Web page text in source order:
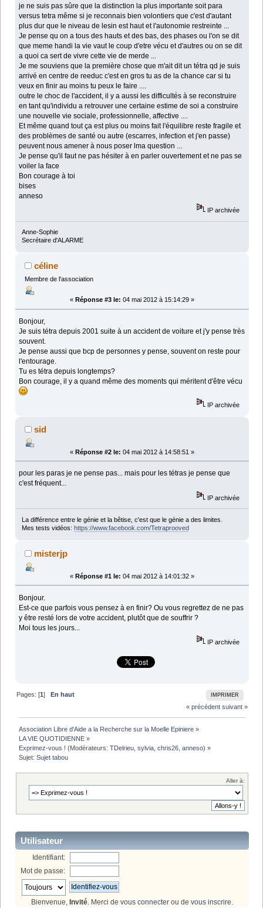
je ne suis pas sûre que la distinction la plus importante soit para
versus tetra même si je reconnais bien volontiers que c'est d'autant
plus dur que le niveau de lesin est haut et l'autonomie restreinte ...
Je pense qu on a tous des hauts et des bas, des phases ou l'on se dit
que meme handi la vie vaut le coup d'etre vécu et d'autres ou on se dit
a quoi ca sert de vivre cette vie de merde ...
Je me souviens que la première chose que m'ait dit un tétra qd je suis
arrivé en centre de reeduc c'est en gros tu as de la chance car si tu
veux en finir au moins tu peux le faire ....
outre le choc de l'accident, il y a aussi les difficultés à se reconstruire
en tant qu'individu a retrouver une certaine estime de soi a construire
une nouvelle vie sociale, professionnelle, affective ....
Et même quand tout ça est plus ou moins fait l'équilibre reste fragile et
des problèmes de santé ou autre (escarres, infection et j'en passe)
peuvent nous amener à nous poser lma question ...
Je pense qu'il faut ne pas hésiter à en parler ouvertement et ne pas se
voiler la face
Bon courage à toi
bises
anneso
IP archivée
Anne-Sophie
Secrétaire d'ALARME
céline
Membre de l'association
« Réponse #3 le: 04 mai 2012 à 15:14:29 »
Bonjour,
Je suis tétra depuis 2001 suite à un accident de voiture et j'y pense très
souvent.
Je pense aussi que bcp de personnes y pense, souvent on reste pour
l'entourage.
Tu es tétra depuis longtemps?
Bon courage, il y a quand même des moments qui méritent d'être vécu
IP archivée
sid
« Réponse #2 le: 04 mai 2012 à 14:58:51 »
pour les paras je ne pense pas... mais pour les tétras je pense que
c'est fréquent...
IP archivée
La différence entre le génie et la bêtise, c'est que le génie a des limites.
Mes tests vidéos: https://www.facebook.com/Tetraprooved
misterjp
« Réponse #1 le: 04 mai 2012 à 14:01:32 »
Bonjour.
Est-ce que parfois vous pensez à en finir? Ou vous regrettez de ne pas
y être resté lors de votre accident, plutôt que de souffrir ?
Moi tous les jours...
IP archivée
IMPRIMER
Pages: [1]En haut
« précédent suivant »
Association Libre d'Aide a la Recherche sur la Moelle Epiniere »
LA VIE QUOTIDIENNE »
Exprimez-vous ! (Modérateurs:TDelrieu ,sylvia ,chris26 ,anneso) »
Sujet:Sujet tabou
Aller à:
Utilisateur
Identifiant:
Mot de passe:
Bienvenue, Invité. Merci de vous connecter ou de vous inscrire.